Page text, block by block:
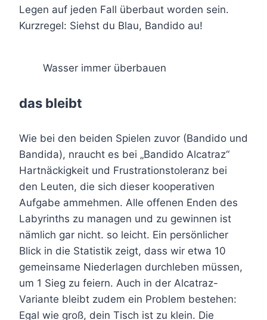
Legen auf jeden Fall überbaut worden sein.
Kurzregel: Siehst du Blau, Bandido au!
Wasser immer überbauen
das bleibt
Wie bei den beiden Spielen zuvor (Bandido und
Bandida), nraucht es bei „Bandido Alcatraz“
Hartnäckigkeit und Frustrationstoleranz bei
den Leuten, die sich dieser kooperativen
Aufgabe ammehmen. Alle offenen Enden des
Labyrinths zu managen und zu gewinnen ist
nämlich gar nicht. so leicht. Ein persönlicher
Blick in die Statistik zeigt, dass wir etwa 10
gemeinsame Niederlagen durchleben müssen,
um 1 Sieg zu feiern. Auch in der Alcatraz-
Variante bleibt zudem ein Problem bestehen:
Egal wie groß, dein Tisch ist zu klein. Die